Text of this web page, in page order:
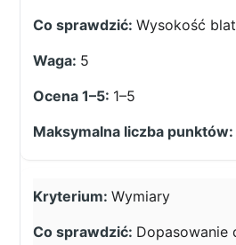
Wysokość
5
1–5
Wymiary
Dopasowanie